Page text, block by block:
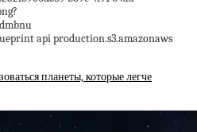
планеты, которые легче